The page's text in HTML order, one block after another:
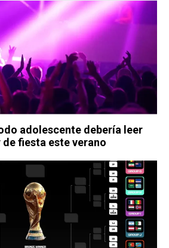
adolescente debería leer
fiesta este verano